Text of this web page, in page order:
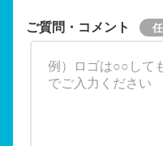
ご質問・コメント